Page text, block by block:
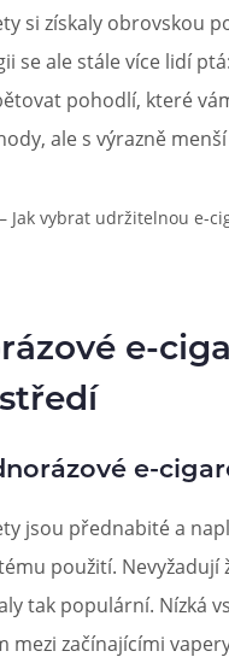
Poradíme vám,
co potřebujete při
e-liquid? Je to snadnější,
si získaly obrovskou
se ale stále více lidí
pohodlí, které
ale s výrazně
e-
e-
jsou přednabité a
použití.
tak populární. Nízká
mezi začínajícími